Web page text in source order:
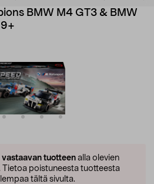
BMW M4 GT3 & BMW
vastaavan tuotteenalla olevien
Tietoa poistuneesta tuotteesta
tältä sivulta.